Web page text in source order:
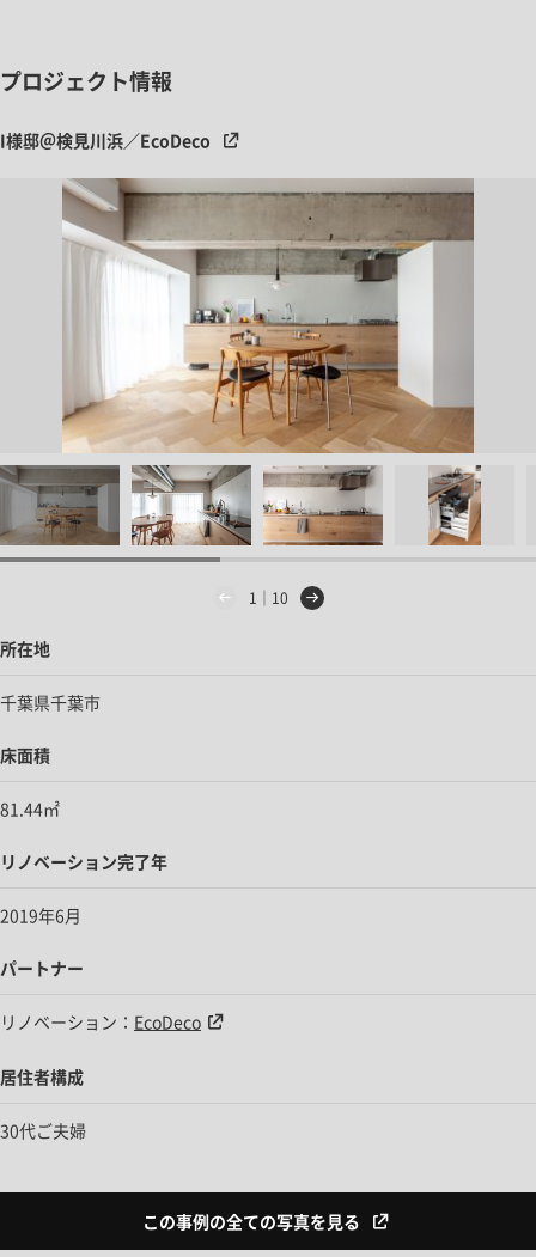
プロジェクト情報
I様邸＠検見川浜／EcoDeco
1｜10
所在地
千葉県千葉市
床面積
81.44㎡
リノベーション完了年
2019年6月
パートナー
リノベーション： EcoDeco
居住者構成
30代ご夫婦
この事例の全ての写真を見る